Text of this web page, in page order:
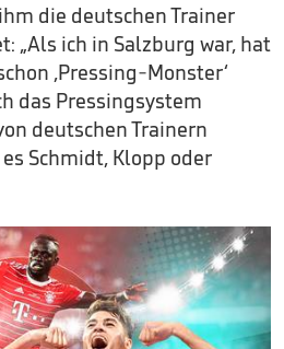
die deutschen Trainer
„Als ich in Salzburg war, hat
‚Pressing-Monster‘
das Pressingsystem
deutschen Trainern
Schmidt, Klopp oder